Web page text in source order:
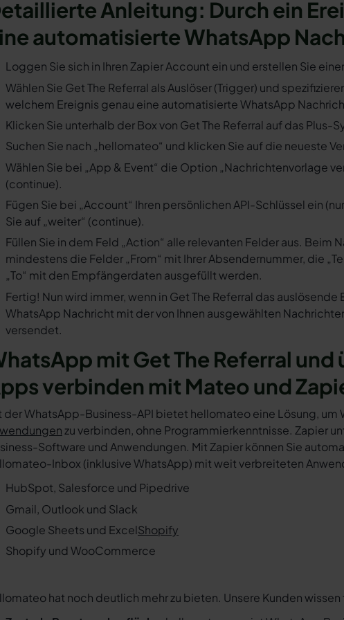
Anleitung: Durch ein
automatisierte WhatsApp
Loggen Sie sich in Ihren Zapier Account ein und erstellen Sie
Wählen Sie Get The Referral als Auslöser (Trigger) und
welchem Ereignis genau eine automatisierte WhatsApp
Klicken Sie unterhalb der Box von Get The Referral auf das Plus-
Suchen Sie nach „hellomateo“ und klicken Sie auf die neueste
Wählen Sie bei „App & Event“ die Option „Nachrichtenvorlage
(continue).
Fügen Sie bei „Account“ Ihren persönlichen API-Schlüssel ein
Sie auf „weiter“ (continue).
Füllen Sie in dem Feld „Action“ alle relevanten Felder aus. Beim
mindestens die Felder „From“ mit Ihrer Absendernummer, die
„To“ mit den Empfängerdaten ausgefüllt werden.
Fertig! Nun wird immer, wenn in Get The Referral das
WhatsApp Nachricht mit der von Ihnen ausgewählten
versendet.
mit Get The Referral
verbinden mit Mateo und
der WhatsApp-Business-API bietet hellomateo eine Lösung, um
zu verbinden, ohne Programmierkenntnisse. Zapier
Software und Anwendungen. Mit Zapier können Sie
Inbox (inklusive WhatsApp) mit weit verbreiteten
HubSpot, Salesforce und Pipedrive
Gmail, Outlook und Slack
Google Sheets und ExcelShopify
Shopify und WooCommerce
hat noch deutlich mehr zu bieten. Unsere Kunden